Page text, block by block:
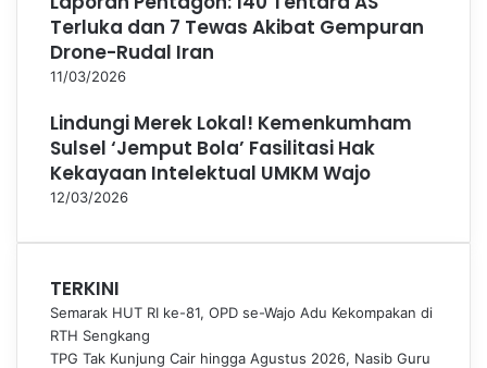
Terluka dan 7 Tewas Akibat Gempuran
Drone-Rudal Iran
11/03/2026
Lindungi Merek Lokal! Kemenkumham
Sulsel ‘Jemput Bola’ Fasilitasi Hak
Kekayaan Intelektual UMKM Wajo
12/03/2026
TERKINI
Semarak HUT RI ke-81, OPD se-Wajo Adu Kekompakan di
RTH Sengkang
TPG Tak Kunjung Cair hingga Agustus 2026, Nasib Guru